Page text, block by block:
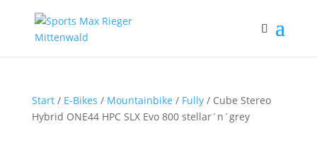
Start/ E-Bikes / Mountainbike / Fully/ Cube Stereo
Hybrid ONE44 HPC SLX Evo 800 stellar´n´grey